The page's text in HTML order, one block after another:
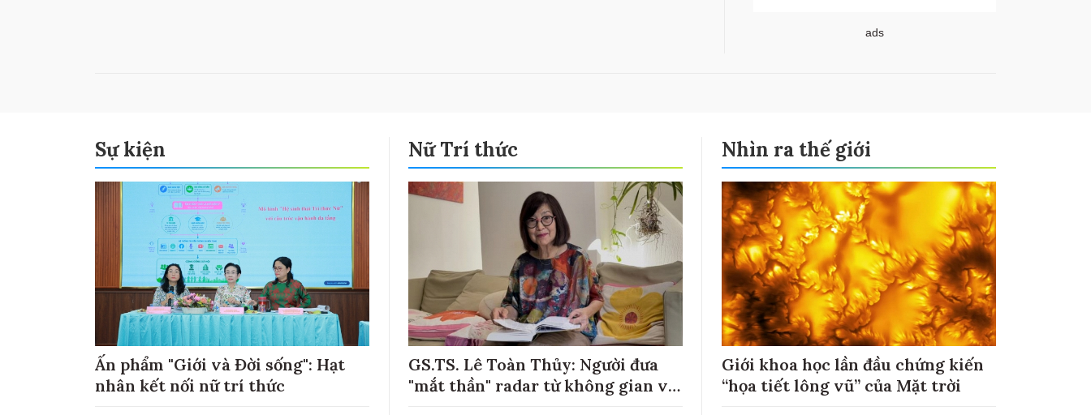
ads
Sự kiện
Ấn phẩm "Giới và Đời sống": Hạt
nhân kết nối nữ trí thức
Nữ Trí thức
GS.TS. Lê Toàn Thủy: Người đưa
"mắt thần" radar từ không gian về
Nhìn ra thế giới
Giới khoa học lần đầu chứng kiến
“họa tiết lông vũ” của Mặt trời